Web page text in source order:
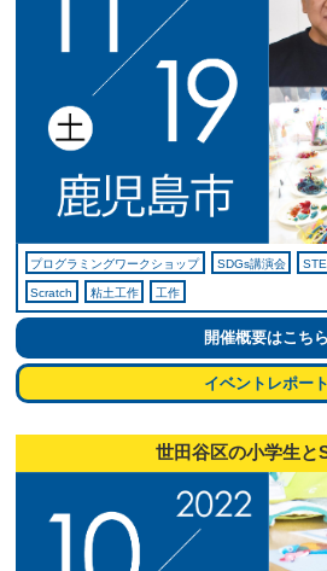
プログラミングワークショップ SDGs講演会
Scratch 粘土工作 工作
開催概要はこちら
イベントレポート
世田谷区の小学生と